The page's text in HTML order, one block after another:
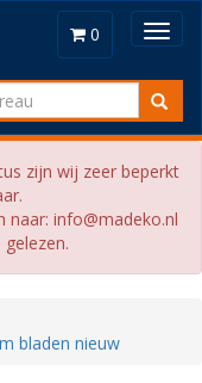
0
zijn wij zeer beperkt
naar: info@madeko.nl
bladen nieuw